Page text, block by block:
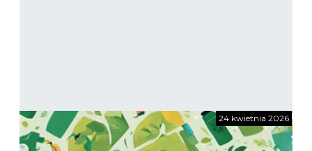
24 kwietnia 2026